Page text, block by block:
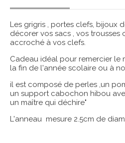
Les grigris , portes clefs, bijoux
décorer vos sacs , vos trousses
accroché à vos clefs.
Cadeau idéal pour remercier
la fin de l'année scolaire ou à
il est composé de perles ,un
un support cabochon hibou
un maître qui déchire"
L'anneau mesure 2.5cm de